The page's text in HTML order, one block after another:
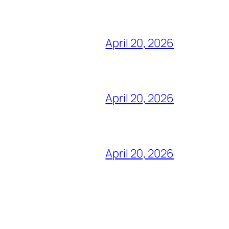
April 20, 2026
April 20, 2026
April 20, 2026